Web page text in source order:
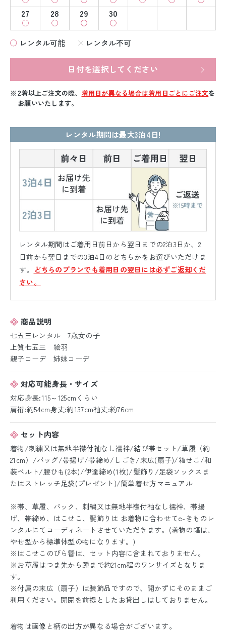
27
28 29 30
レンタル可能 レンタル不可
日付を選択してください
2着以上ご注文の際、 着用日が異なる場合は着用日ごとにご注文を
お願いいたします。
レンタル期間は最大3泊4日!
レンタル期間はご着用日前日から翌日までの2泊3日か、2
日前から翌日までの3泊4日のどちらかをお選びいただけま
す。
どちらのプランでも着用日の翌日には必ずご返却くだ
さい。
商品説明
七五三レンタル 7歳女の子
上質七五三 絵羽
親子コーデ 姉妹コーデ
対応可能身長・サイズ
対応身長:115～125cmくらい
肩裄:約54cm身丈:約137cm袖丈:約76cm
セット内容
着物/刺繍又は無地半襟付袖なし襦袢/結び帯セット/草履（約
21cm）/バッグ/帯揚げ/帯締め/しごき/末広(扇子)/箱せこ/和
装ベルト/腰ひも(2本)/伊達締め(1枚)/髪飾り/足袋ソックスま
たはストレッチ足袋(プレゼント)/簡単着せ方マニュアル
※帯、草履、バック、刺繍又は無地半襟付袖なし襦袢、帯揚
げ、帯締め、はこせこ、髪飾りは お着物に合わせてe-きものレ
ンタルにてコーディネートさせていただきます。(着物の幅は、
やせ型から標準体型の物になります。)
※はこせこのびら簪は、セット内容に含まれておりません。
※お草履はつま先から踵まで約21cm程のワンサイズとなりま
す。
※付属の末広（扇子）は装飾品ですので、開かずにそのままご
利用ください。開閉を前提としたお貸出しはしておりません。
着物は画像と柄の出方が異なる場合がございます。